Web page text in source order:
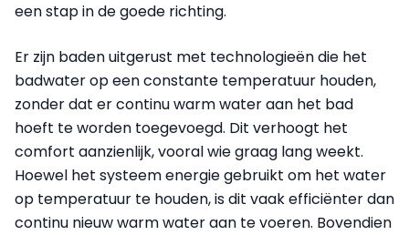
een stap in de goede richting.
Er zijn baden uitgerust met technologieën die het
badwater op een constante temperatuur houden,
zonder dat er continu warm water aan het bad
hoeft te worden toegevoegd. Dit verhoogt het
comfort aanzienlijk, vooral wie graag lang weekt.
Hoewel het systeem energie gebruikt om het water
op temperatuur te houden, is dit vaak efficiënter dan
continu nieuw warm water aan te voeren. Bovendien